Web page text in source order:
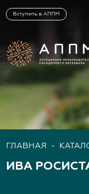
Вступить в АППМ
ГЛАВНАЯ -
ИВА